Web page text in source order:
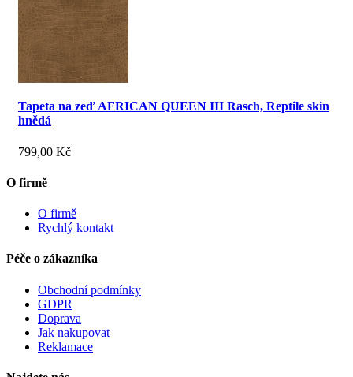
Tapeta na zeď AFRICAN QUEEN III Rasch, Reptile skin
hnědá
799,00 Kč
O firmě
O firmě
Rychlý kontakt
Péče o zákazníka
Obchodní podmínky
GDPR
Doprava
Jak nakupovat
Reklamace